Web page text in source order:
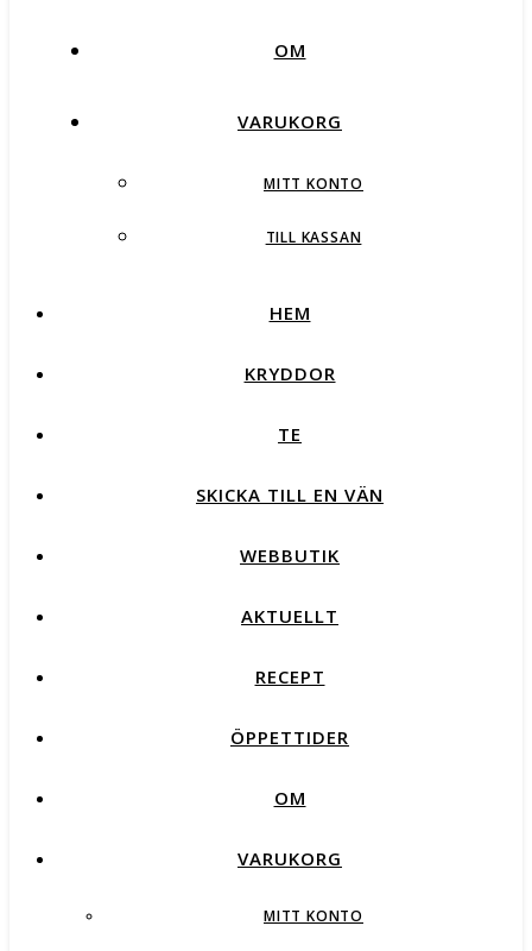
OM
VARUKORG
MITT KONTO
TILL KASSAN
HEM
KRYDDOR
TE
SKICKA TILL EN VÄN
WEBBUTIK
AKTUELLT
RECEPT
ÖPPETTIDER
OM
VARUKORG
MITT KONTO